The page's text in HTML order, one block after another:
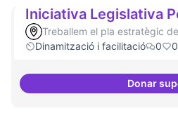
Iniciativa Legislativa
Treballem el pla estratègic
Dinamització i facilitació
0 0
Donar